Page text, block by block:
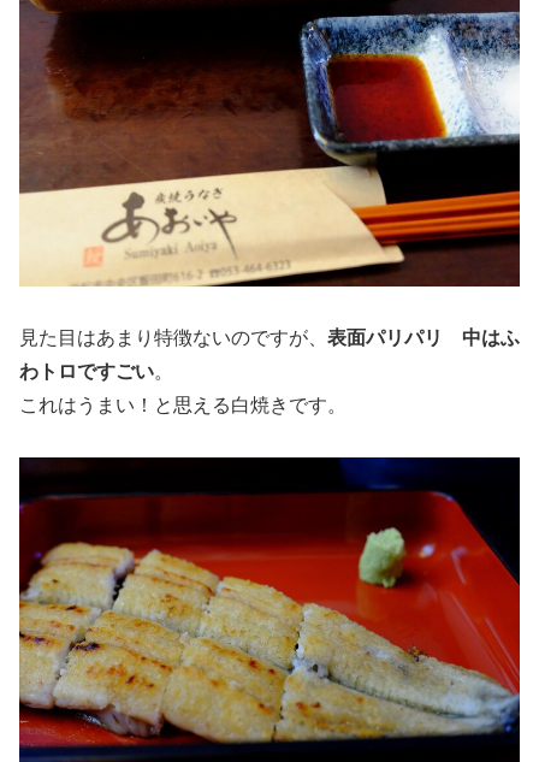
見た目はあまり特徴ないのですが、 表面パリパリ 中はふ
わトロですごい。
これはうまい！と思える白焼きです。